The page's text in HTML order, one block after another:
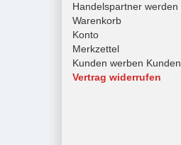
Handelspartner werden
Warenkorb
Konto
Merkzettel
Kunden werben Kunden
Vertrag widerrufen